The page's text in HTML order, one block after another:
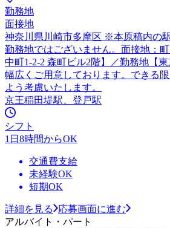
勤務地
面接地
神奈川県川崎市多摩区 ※本原稿内の
勤務地ではございません。面接地：
中町1-2-2 森町ビル2階】／勤務地【東
幅広くご用意しております。できる
よう考慮いたします。
京王稲田堤駅、登戸駅
シフト
1日8時間からOK
交通費支給
未経験OK
短期OK
詳細を見る
応募画面に進む
アルバイト・パート